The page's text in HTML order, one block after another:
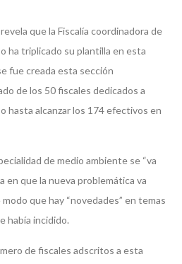
que la Fiscalía coordinadora de
ha triplicado su plantilla en esta
fue creada esta sección
de los 50 fiscales dedicados a
hasta alcanzar los 174 efectivos en
de medio ambiente se “va
en que la nueva problemática va
que hay “novedades” en temas
había incidido.
de fiscales adscritos a esta